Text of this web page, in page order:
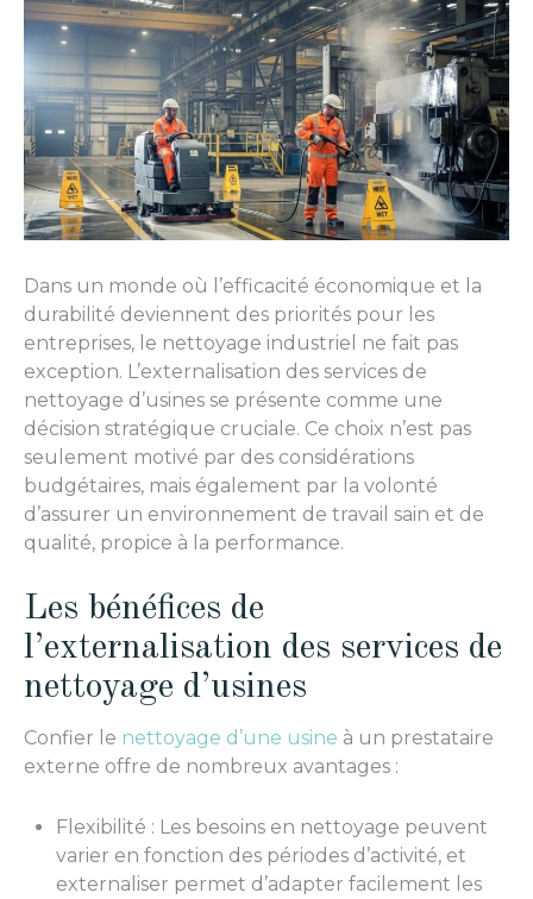
Dans un monde où l’efficacité économique et la
durabilité deviennent des priorités pour les
entreprises, le nettoyage industriel ne fait pas
exception. L’externalisation des services de
nettoyage d’usines se présente comme une
décision stratégique cruciale. Ce choix n’est pas
seulement motivé par des considérations
budgétaires, mais également par la volonté
d’assurer un environnement de travail sain et de
qualité, propice à la performance.
Les bénéfices de
l’externalisation des services de
nettoyage d’usines
Confier le nettoyage d’une usine à un prestataire
externe offre de nombreux avantages :
Flexibilité : Les besoins en nettoyage peuvent
varier en fonction des périodes d’activité, et
externaliser permet d’adapter facilement les